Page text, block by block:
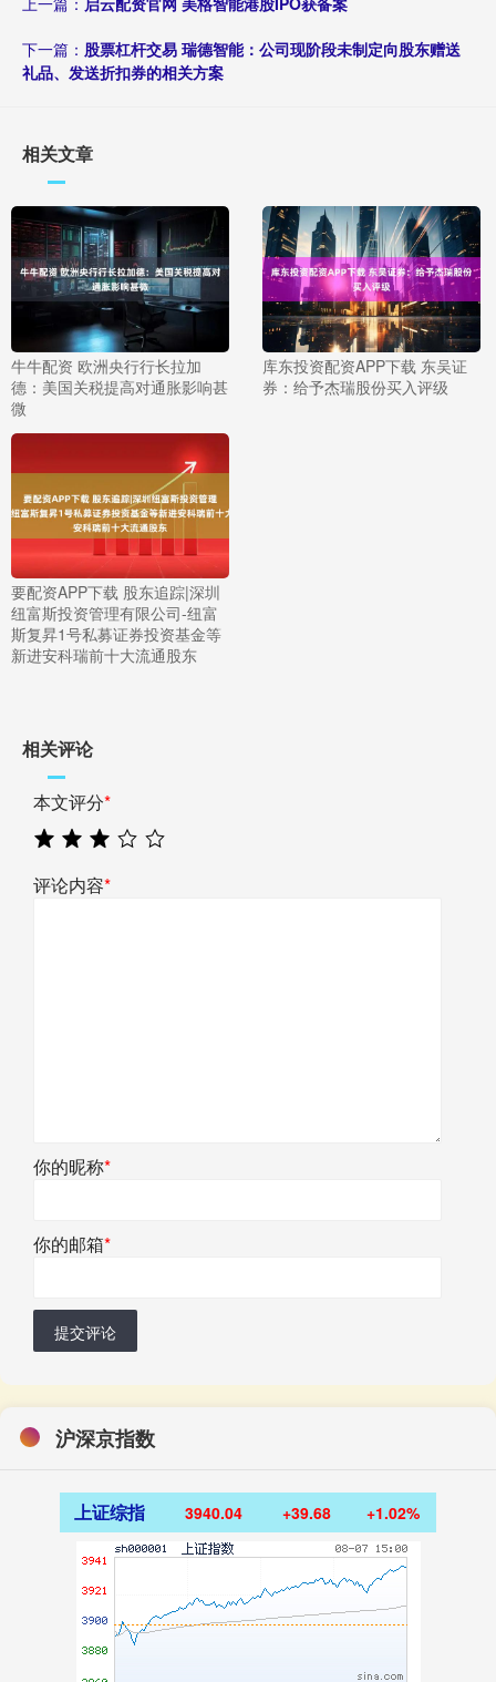
下一篇： 股票杠杆交易 瑞德智能：公司现阶段未制定向股东赠送
礼品、发送折扣券的相关方案
相关文章
牛牛配资 欧洲央行行长拉加
德：美国关税提高对通胀影响甚
微
库东投资配资APP下载 东吴证
券：给予杰瑞股份买入评级
要配资APP下载 股东追踪|深圳
纽富斯投资管理有限公司-纽富
斯复昇1号私募证券投资基金等
新进安科瑞前十大流通股东
相关评论
本文评分*
评论内容*
你的昵称*
你的邮箱*
提交评论
沪深京指数
上证综指 3940.04 +39.68 +1.02%